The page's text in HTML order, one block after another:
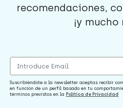
recomendaciones,
¡y mucho
Suscribiéndote a la newsletter aceptas recibir
en función de un perfil basado en tu
términos previstos en la Política de Privacidad